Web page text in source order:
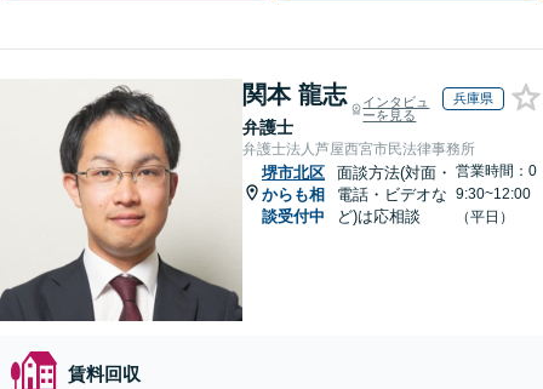
関本 龍志
弁護士
インタビュ
ーを見る
兵庫県
弁護士法人芦屋西宮市民法律事務所
堺市北区
からも相
談受付中
面談方法(対面・
電話・ビデオな
ど)は応相談
営業時間：0
9:30~12:00
（平日）
賃料回収